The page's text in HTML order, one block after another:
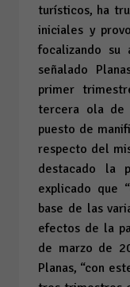
turísticos, ha
iniciales y
focalizando su
señalado
primer
tercera ola de
puesto de
respecto del
destacado la
explicado que
base de las
efectos de la
de marzo de
Planas, “con